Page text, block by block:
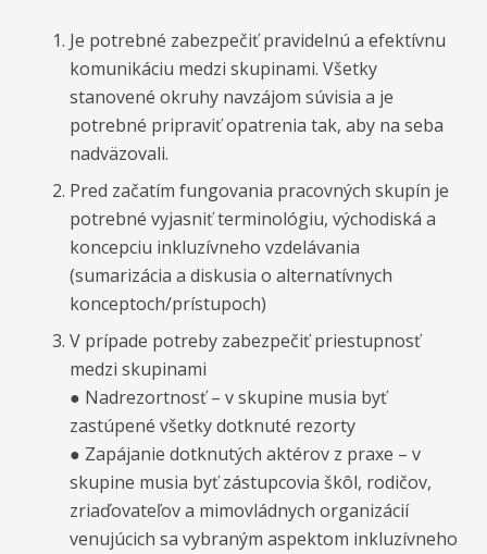
Je potrebné zabezpečiť pravidelnú a efektívnu
komunikáciu medzi skupinami. Všetky
stanovené okruhy navzájom súvisia a je
potrebné pripraviť opatrenia tak, aby na seba
nadväzovali.
Pred začatím fungovania pracovných skupín je
potrebné vyjasniť terminológiu, východiská a
koncepciu inkluzívneho vzdelávania
(sumarizácia a diskusia o alternatívnych
konceptoch/prístupoch)
V prípade potreby zabezpečiť priestupnosť
medzi skupinami
● Nadrezortnosť – v skupine musia byť
zastúpené všetky dotknuté rezorty
● Zapájanie dotknutých aktérov z praxe – v
skupine musia byť zástupcovia škôl, rodičov,
zriaďovateľov a mimovládnych organizácií
venujúcich sa vybraným aspektom inkluzívneho